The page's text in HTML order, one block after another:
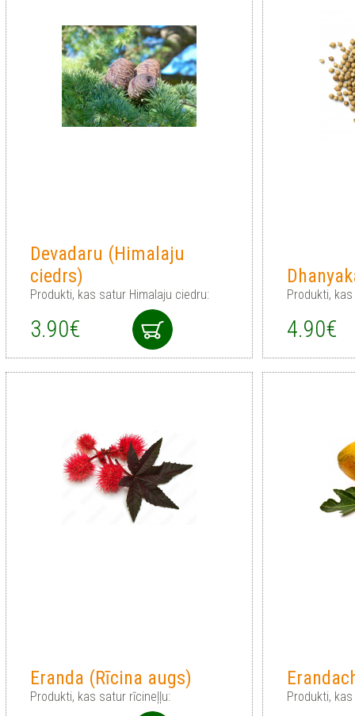
Devadaru (Himalaju
ciedrs)
Produkti, kas satur Himalaju ciedru:
3.90€
Produkti,
4.90€
Eranda (Rīcina augs)
Produkti, kas satur rīcineļļu: Produkti,